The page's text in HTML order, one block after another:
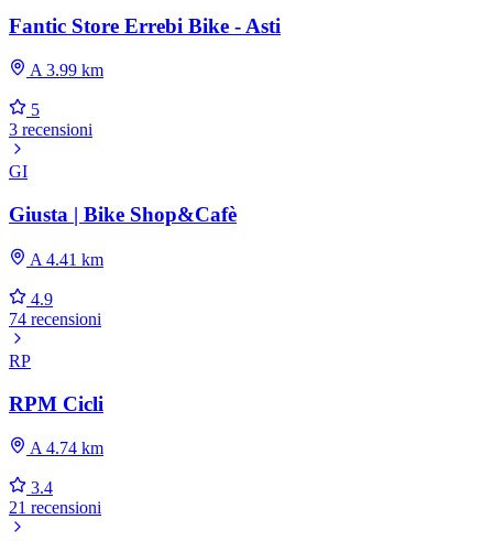
Fantic Store Errebi Bike - Asti
A 3.99 km
5
3 recensioni
GI
Giusta | Bike Shop&Cafè
A 4.41 km
4.9
74 recensioni
RP
RPM Cicli
A 4.74 km
3.4
21 recensioni